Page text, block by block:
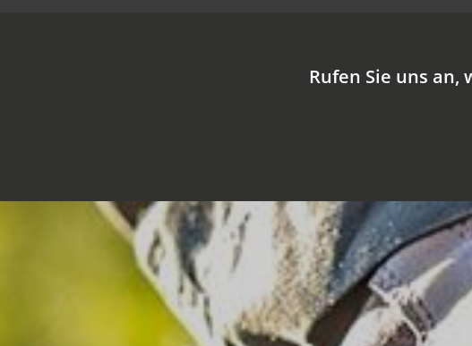
Rufen Sie uns an,